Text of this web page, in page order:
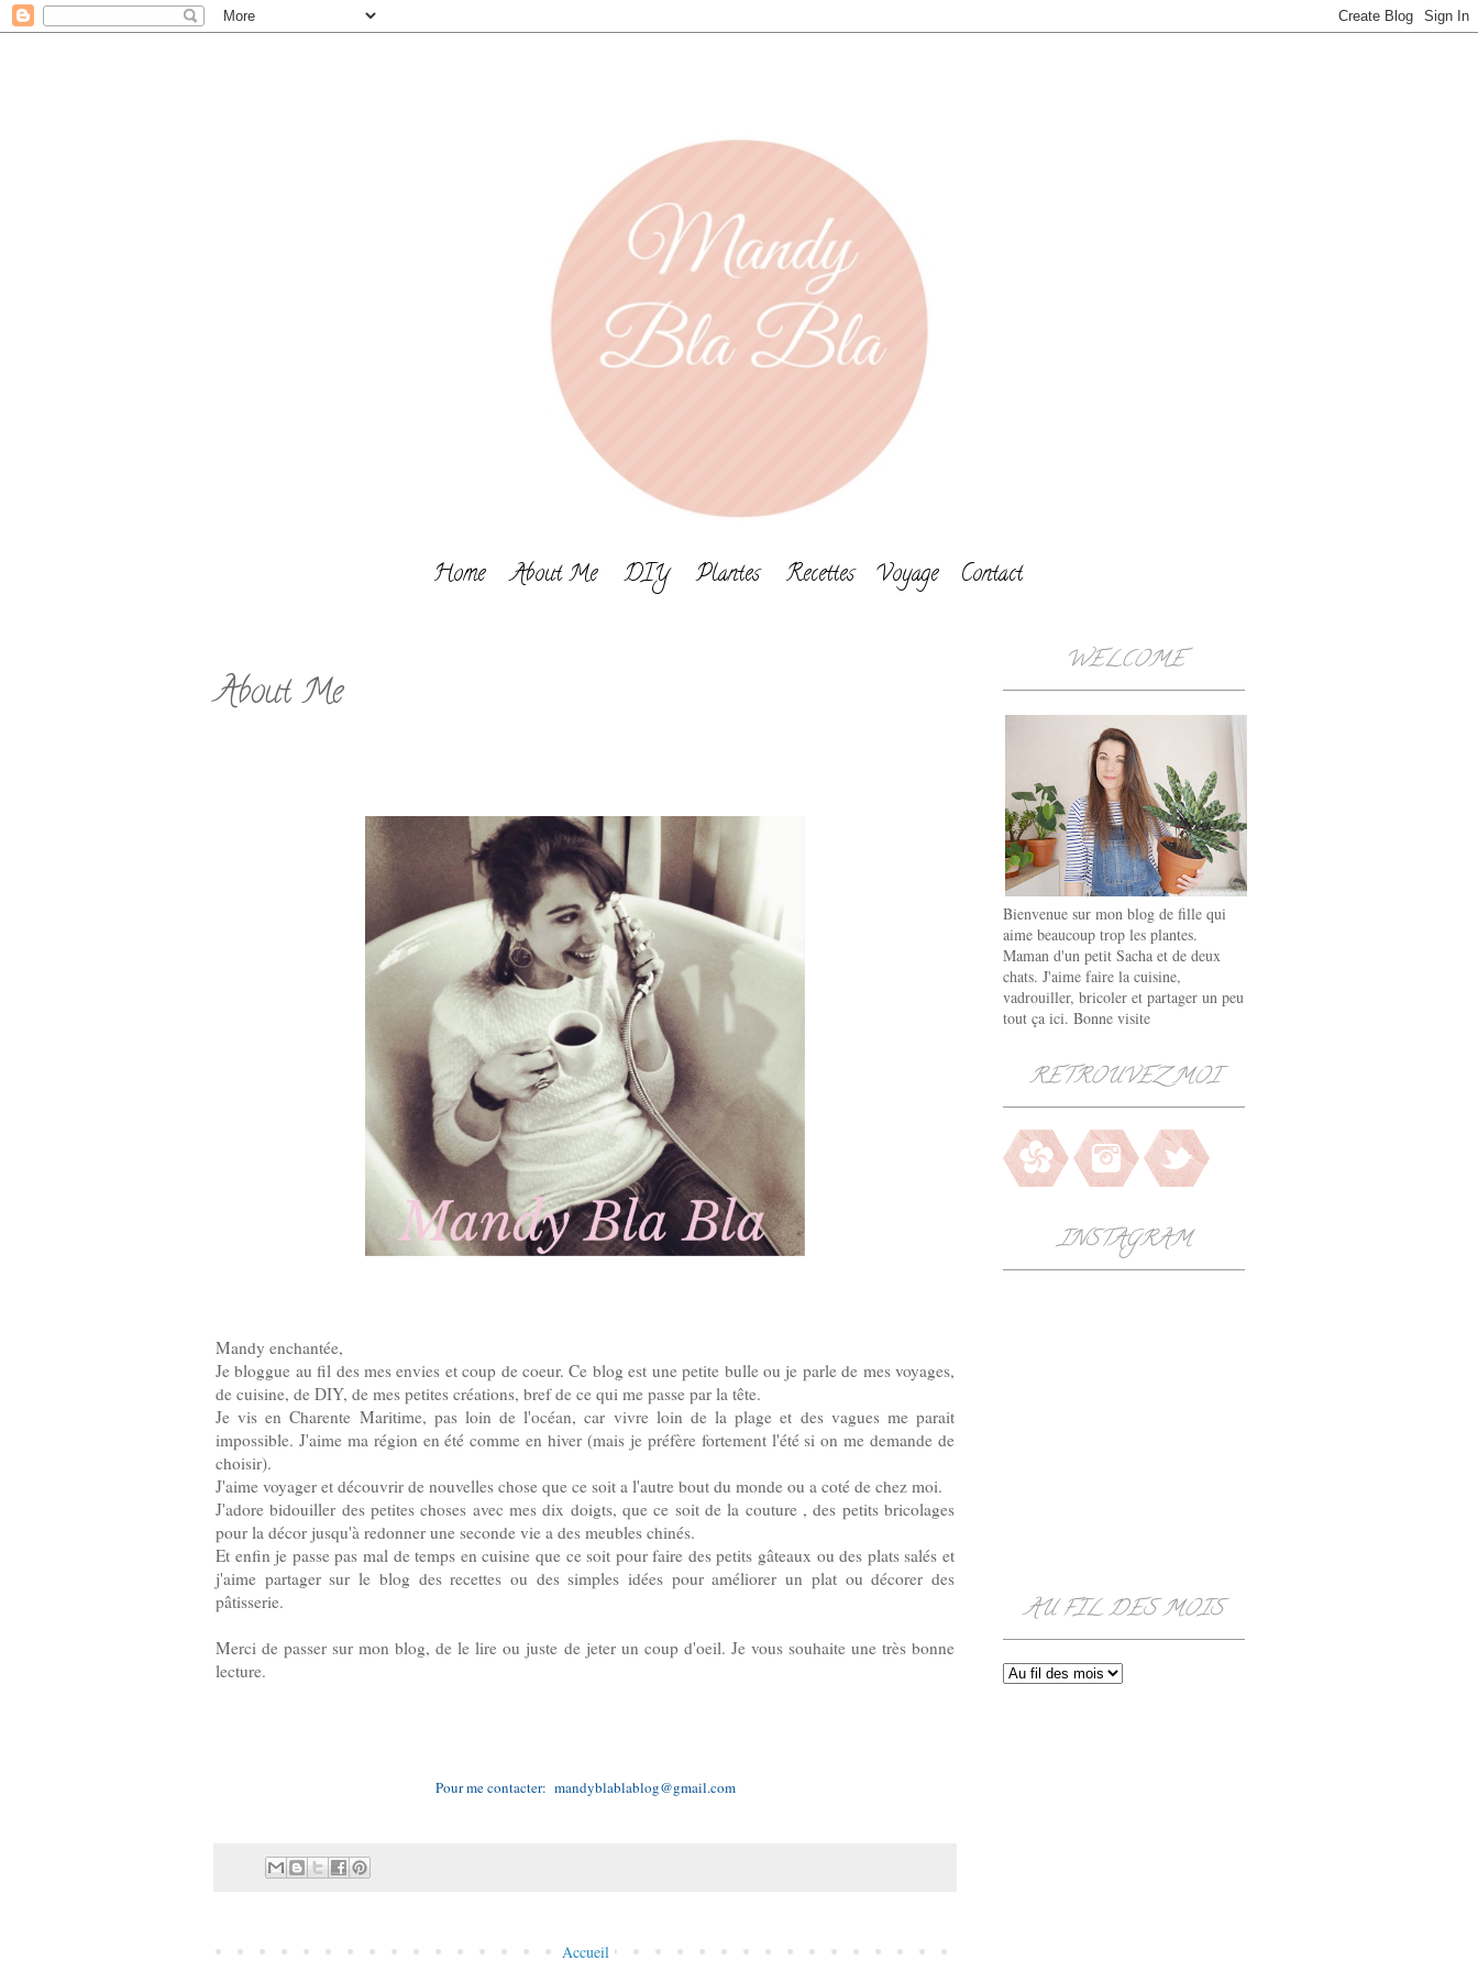
Home About Me DIY Plantes Recettes Voyage Contact
About Me
Mandy enchantée,
Je bloggue au fil des mes envies et coup de coeur. Ce blog est une petite bulle ou je parle de mes voyages,
de cuisine, de DIY, de mes petites créations, bref de ce qui me passe par la tête.
Je vis en Charente Maritime, pas loin de l'océan, car vivre loin de la plage et des vagues me parait
impossible. J'aime ma région en été comme en hiver (mais je préfère fortement l'été si on me demande de
choisir).
J'aime voyager et découvrir de nouvelles chose que ce soit a l'autre bout du monde ou a coté de chez moi.
J'adore bidouiller des petites choses avec mes dix doigts, que ce soit de la couture , des petits bricolages
pour la décor jusqu'à redonner une seconde vie a des meubles chinés.
Et enfin je passe pas mal de temps en cuisine que ce soit pour faire des petits gâteaux ou des plats salés et
j'aime partager sur le blog des recettes ou des simples idées pour améliorer un plat ou décorer des
pâtisserie.
Merci de passer sur mon blog, de le lire ou juste de jeter un coup d'oeil. Je vous souhaite une très bonne
lecture.
Pour me contacter: mandyblablablog@gmail.com
Accueil
WELCOME
Bienvenue sur mon blog de fille qui
aime beaucoup trop les plantes.
Maman d'un petit Sacha et de deux
chats. J'aime faire la cuisine,
vadrouiller, bricoler et partager un peu
tout ça ici. Bonne visite
RETROUVEZ MOI
INSTAGRAM
AU FIL DES MOIS